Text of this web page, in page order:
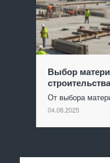
Выбор
От выбора
04.08.2025